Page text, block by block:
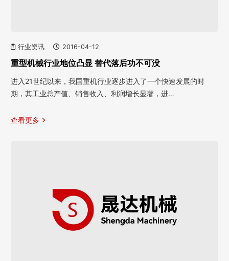
行业资讯 2016-04-12
重型机械行业地位凸显 替代落后功不可没
进入21世纪以来，我国重机行业逐步进入了一个快速发展的时
期，其工业总产值、销售收入、利润增长显著，进…
查看更多